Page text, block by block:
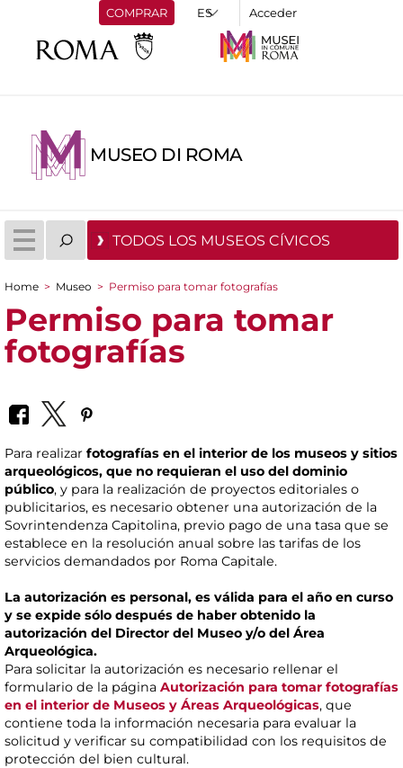
COMPRAR Acceder
MUSEO DI ROMA
TODOS LOS MUSEOS CÍVICOS
You are here
Home > Museo > Permiso para tomar fotografías
Permiso para tomar
fotografías
Para realizar fotografías en el interior de los museos y sitios
arqueológicos, que no requieran el uso del dominio
público, y para la realización de proyectos editoriales o
publicitarios, es necesario obtener una autorización de la
Sovrintendenza Capitolina, previo pago de una tasa que se
establece en la resolución anual sobre las tarifas de los
servicios demandados por Roma Capitale.
La autorización es personal, es válida para el año en curso
y se expide sólo después de haber obtenido la
autorización del Director del Museo y/o del Área
Arqueológica.
Para solicitar la autorización es necesario rellenar el
formulario de la página Autorización para tomar fotografías
en el interior de Museos y Áreas Arqueológicas, que
contiene toda la información necesaria para evaluar la
solicitud y verificar su compatibilidad con los requisitos de
protección del bien cultural.